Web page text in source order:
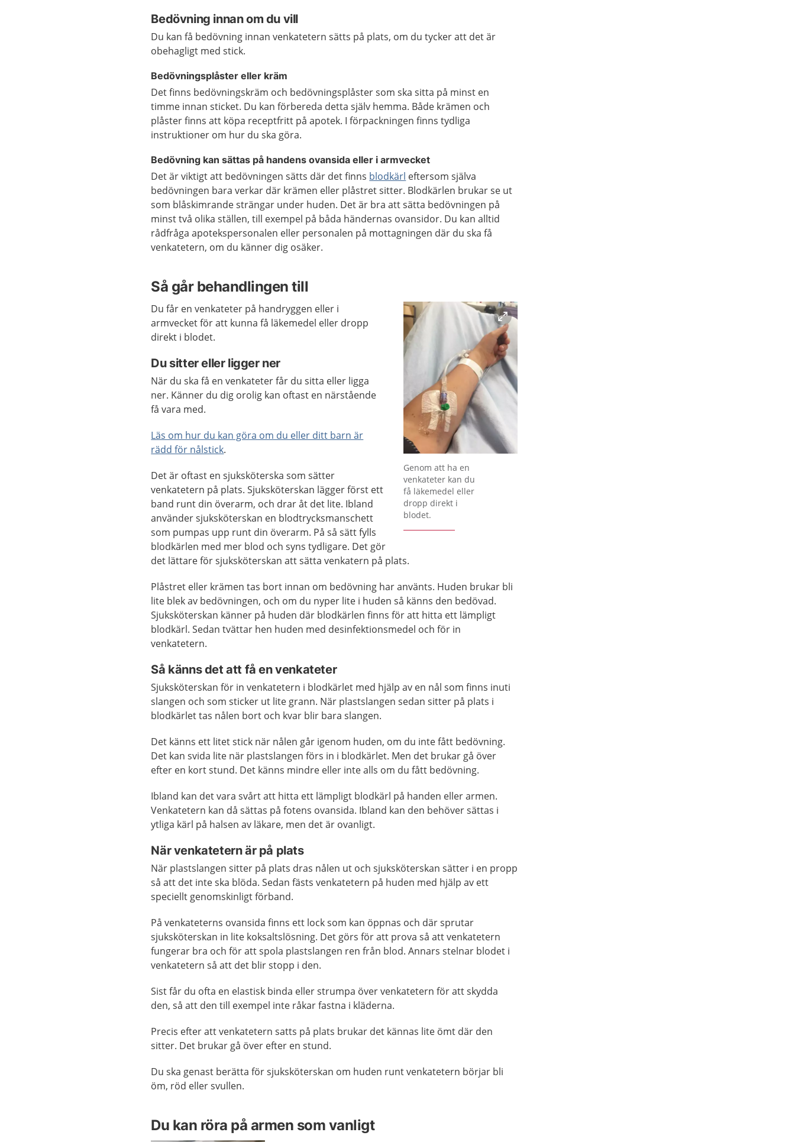
Bedövning innan om du vill
Du kan få bedövning innan venkatetern sätts på plats, om du tycker att det är
obehagligt med stick.
Bedövningsplåster eller kräm
Det finns bedövningskräm och bedövningsplåster som ska sitta på minst en
timme innan sticket. Du kan förbereda detta själv hemma. Både krämen och
plåster finns att köpa receptfritt på apotek. I förpackningen finns tydliga
instruktioner om hur du ska göra.
Bedövning kan sättas på handens ovansida eller i armvecket
Det är viktigt att bedövningen sätts där det finns blodkärl eftersom själva
bedövningen bara verkar där krämen eller plåstret sitter. Blodkärlen brukar se ut
som blåskimrande strängar under huden. Det är bra att sätta bedövningen på
minst två olika ställen, till exempel på båda händernas ovansidor. Du kan alltid
rådfråga apotekspersonalen eller personalen på mottagningen där du ska få
venkatetern, om du känner dig osäker.
Så går behandlingen till
Förstora bilden
Genom att ha en
venkateter kan du
få läkemedel eller
dropp direkt i
blodet.
Du får en venkateter på handryggen eller i
armvecket för att kunna få läkemedel eller dropp
direkt i blodet.
Du sitter eller ligger ner
När du ska få en venkateter får du sitta eller ligga
ner. Känner du dig orolig kan oftast en närstående
få vara med.
Läs om hur du kan göra om du eller ditt barn är
rädd för nålstick.
Det är oftast en sjuksköterska som sätter
venkatetern på plats. Sjuksköterskan lägger först ett
band runt din överarm, och drar åt det lite. Ibland
använder sjuksköterskan en blodtrycksmanschett
som pumpas upp runt din överarm. På så sätt fylls
blodkärlen med mer blod och syns tydligare. Det gör
det lättare för sjuksköterskan att sätta venkatern på plats.
Plåstret eller krämen tas bort innan om bedövning har använts. Huden brukar bli
lite blek av bedövningen, och om du nyper lite i huden så känns den bedövad.
Sjuksköterskan känner på huden där blodkärlen finns för att hitta ett lämpligt
blodkärl. Sedan tvättar hen huden med desinfektionsmedel och för in
venkatetern.
Så känns det att få en venkateter
Sjuksköterskan för in venkatetern i blodkärlet med hjälp av en nål som finns inuti
slangen och som sticker ut lite grann. När plastslangen sedan sitter på plats i
blodkärlet tas nålen bort och kvar blir bara slangen.
Det känns ett litet stick när nålen går igenom huden, om du inte fått bedövning.
Det kan svida lite när plastslangen förs in i blodkärlet. Men det brukar gå över
efter en kort stund. Det känns mindre eller inte alls om du fått bedövning.
Ibland kan det vara svårt att hitta ett lämpligt blodkärl på handen eller armen.
Venkatetern kan då sättas på fotens ovansida. Ibland kan den behöver sättas i
ytliga kärl på halsen av läkare, men det är ovanligt.
När venkatetern är på plats
När plastslangen sitter på plats dras nålen ut och sjuksköterskan sätter i en propp
så att det inte ska blöda. Sedan fästs venkatetern på huden med hjälp av ett
speciellt genomskinligt förband.
På venkateterns ovansida finns ett lock som kan öppnas och där sprutar
sjuksköterskan in lite koksaltslösning. Det görs för att prova så att venkatetern
fungerar bra och för att spola plastslangen ren från blod. Annars stelnar blodet i
venkatetern så att det blir stopp i den.
Sist får du ofta en elastisk binda eller strumpa över venkatetern för att skydda
den, så att den till exempel inte råkar fastna i kläderna.
Precis efter att venkatetern satts på plats brukar det kännas lite ömt där den
sitter. Det brukar gå över efter en stund.
Du ska genast berätta för sjuksköterskan om huden runt venkatetern börjar bli
öm, röd eller svullen.
Du kan röra på armen som vanligt